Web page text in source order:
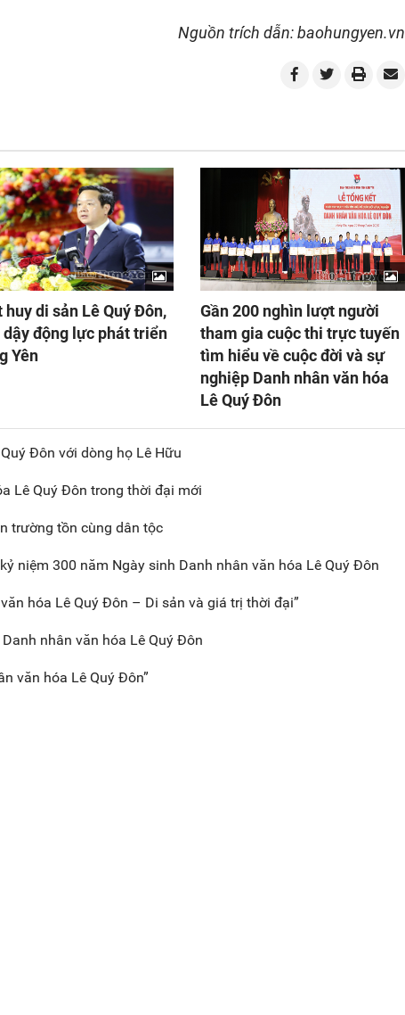
Nguồn trích dẫn: baohungyen.vn
huy di sản Lê Quý Đôn,
dậy động lực phát triển
Yên
Gần 200 nghìn lượt người
tham gia cuộc thi trực tuyến
tìm hiểu về cuộc đời và sự
nghiệp Danh nhân văn hóa
Lê Quý Đôn
Đôn với dòng họ Lê Hữu
Lê Quý Đôn trong thời đại mới
trường tồn cùng dân tộc
niệm 300 năm Ngày sinh Danh nhân văn hóa Lê Quý Đôn
hóa Lê Quý Đôn – Di sản và giá trị thời đại”
nhân văn hóa Lê Quý Đôn
văn hóa Lê Quý Đôn”